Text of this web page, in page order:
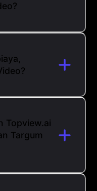
Topview.ai
Targum